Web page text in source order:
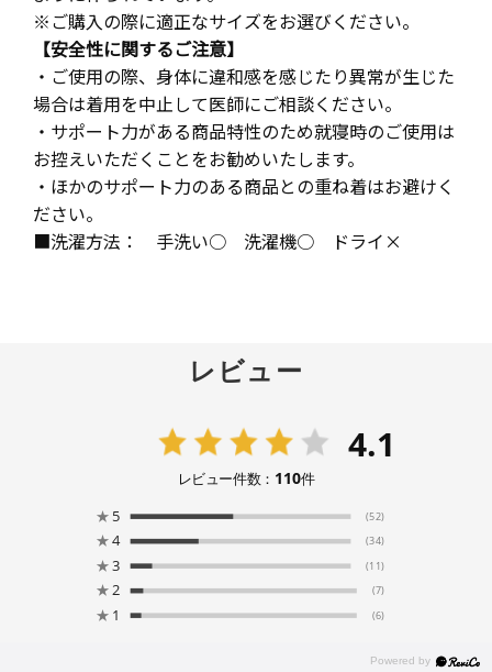
※ご購入の際に適正なサイズをお選びください。
【安全性に関するご注意】
・ご使用の際、身体に違和感を感じたり異常が生じた
場合は着用を中止して医師にご相談ください。
・サポート力がある商品特性のため就寝時のご使用は
お控えいただくことをお勧めいたします。
・ほかのサポート力のある商品との重ね着はお避けく
ださい。
■洗濯方法： 手洗い○ 洗濯機○ ドライ×
レビュー
4.1
レビュー件数： 110件
★ 5 (52)
★4 (34)
★3 (11)
★2 (7)
★ 1 (6)